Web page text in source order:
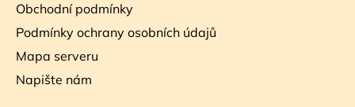
Obchodní podmínky
Podmínky ochrany osobních údajů
Mapa serveru
Napište nám